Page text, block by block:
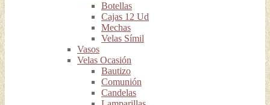
Botellas
Cajas 12 Ud
Mechas
Velas Símil
Vasos
Velas Ocasión
Bautizo
Comunión
Candelas